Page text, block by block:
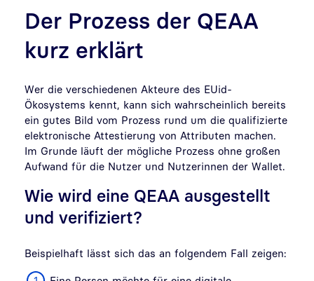
Der Prozess der QEAA
kurz erklärt
Wer die verschiedenen Akteure des EUid-
Ökosystems kennt, kann sich wahrscheinlich bereits
ein gutes Bild vom Prozess rund um die qualifizierte
elektronische Attestierung von Attributen machen.
Im Grunde läuft der mögliche Prozess ohne großen
Aufwand für die Nutzer und Nutzerinnen der Wallet.
Wie wird eine QEAA ausgestellt
und verifiziert?
Beispielhaft lässt sich das an folgendem Fall zeigen: